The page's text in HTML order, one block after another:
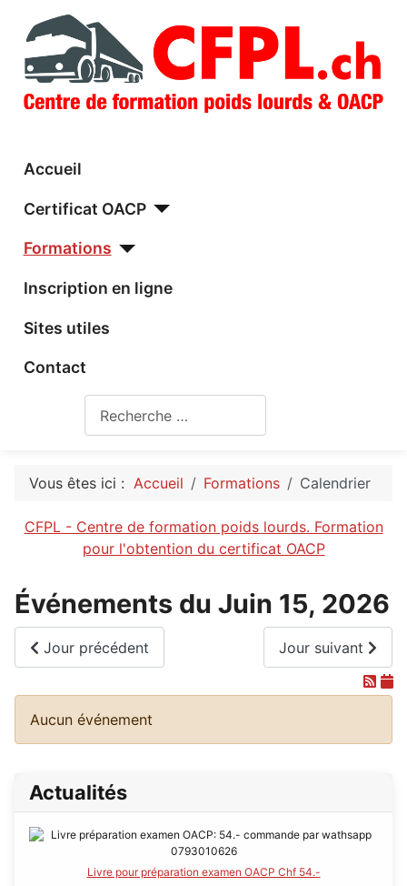
Accueil
Certificat OACP
Formations
Inscription en ligne
Sites utiles
Contact
Vous êtes ici : Accueil Formations Calendrier
CFPL - Centre de formation poids lourds. Formation
pour l'obtention du certificat OACP
Événements du Juin 15, 2026
Jour précédent Jour suivant
Aucun événement
Actualités
Livre pour préparation examen OACP Chf 54.-